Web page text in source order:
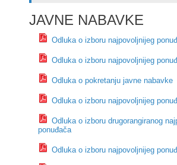
JAVNE NABAVKE
Odluka o izboru najpovoljnijeg
Odluka o izboru najpovoljnijeg
Odluka o pokretanju javne nabavke
Odluka o izboru najpovoljnijeg
Odluka o izboru drugorangiranog
ponuđača
Odluka o izboru najpovoljnijeg